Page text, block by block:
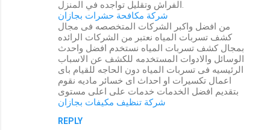
شركة مكافحة حشرات بجازان
من افضل واكبر الشركات المتخصصه فى مجال
كشف تسربات المياه نعتبر من الشركات الرائده
بمجال كشف تسربات المياه نستخدم افضل واحدث
الوسائل والادوات المستخدمه للكشف عن الاسباب
الرئيسيه فى تسربات المياه دون الحاجه للقيام باى
اعمال تكسيرات او احداث اى خسائر ماديه نقوم
بتقديم افضل الخدمات خدمات على اعلى مستوى
شركة تنظيف مكيفات بجازان
REPLY